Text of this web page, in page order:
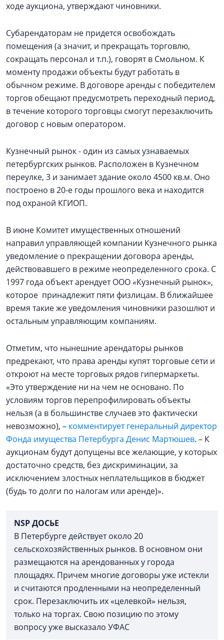
ходе аукциона, утверждают чиновники.
Субарендаторам не придется освобождать
помещения (а значит, и прекращать торговлю,
сокращать персонал и т.п.), говорят в Смольном. К
моменту продажи объекты будут работать в
обычном режиме. В договоре аренды с победителем
торгов обещают предусмотреть переходный период,
в течение которого торговцы смогут перезаключить
договор с новым оператором.
Кузнечный рынок - один из самых узнаваемых
петербургских рынков. Расположен в Кузнечном
переулке, 3 и занимает здание около 4500 кв.м. Оно
построено в 20-е годы прошлого века и находится
под охраной КГИОП.
В июне Комитет имущественных отношений
направил управляющей компании Кузнечного рынка
уведомление о прекращении договора аренды,
действовавшего в режиме неопределенного срока. С
1997 года объект арендует ООО «Кузнечный рынок»,
которое принадлежит пяти физлицам. В ближайшее
время такие же уведомления чиновники разошлют и
остальным управляющим компаниям.
Отметим, что нынешние арендаторы рынков
предрекают, что права аренды купят торговые сети и
откроют на месте торговых рядов гипермаркеты.
«Это утверждение ни на чем не основано. По
условиям торгов перепрофилировать объекты
нельзя (а в большинстве случаев это фактически
невозможно), – комментирует генеральный директор
Фонда имущества Петербурга Денис Мартюшев. – К
аукционам будут допущены все желающие, у которых
достаточно средств, без дискриминации, за
исключением злостных неплательщиков в бюджет
(будь то долги по налогам или аренде)».
NSP ДОСЬЕ
В Петербурге действует около 20
сельскохозяйственных рынков. В основном они
размещаются на арендованных у города
площадях. Причем многие договоры уже истекли
и считаются продленными на неопределенный
срок. Перезаключить их «целевкой» нельзя,
только на торгах. Свою позицию по этому
вопросу уже высказало УФАС